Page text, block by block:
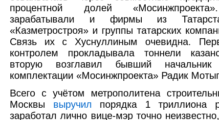
процентной долей
зарабатывали и фирмы из
«Казметростроя» и группы татарских
Связь их с Хуснуллиным очевидна.
контролем прокладывала тоннели
вторую возглавил бывший начальник
комплектации «Мосинжпроекта» Радик
Всего с учётом метрополитена
Москвы выручил порядка 1 триллиона
заработал лично вице-мэр точно